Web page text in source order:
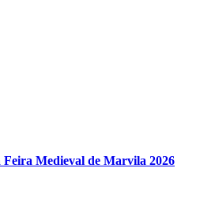
Feira Medieval de Marvila 2026